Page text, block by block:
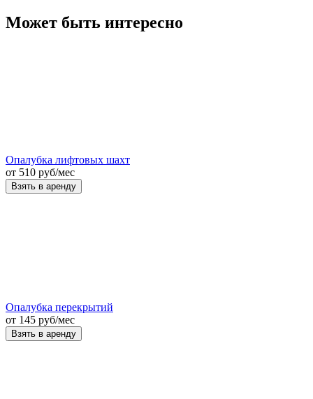
Может быть интересно
Опалубка лифтовых шахт
от 510 руб/мес
Взять в аренду
Опалубка перекрытий
от 145 руб/мес
Взять в аренду